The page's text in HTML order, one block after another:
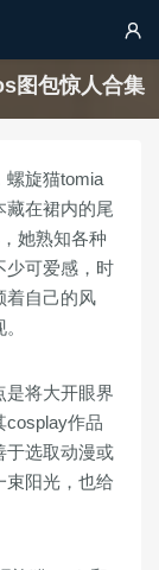

图包惊人合集
螺旋猫tomia
藏在裙内的尾
她熟知各种
少可爱感，时
着自己的风
是将大开眼界
cosplay作品
于选取动漫或
束阳光，也给